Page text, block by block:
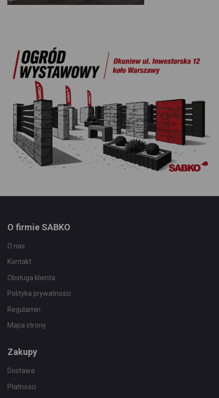
O firmie SABKO
O nas
Kontakt
Obsługa klienta
Polityka prywatności
Regulamin
Mapa strony
Zakupy
Dostawa
Płatności